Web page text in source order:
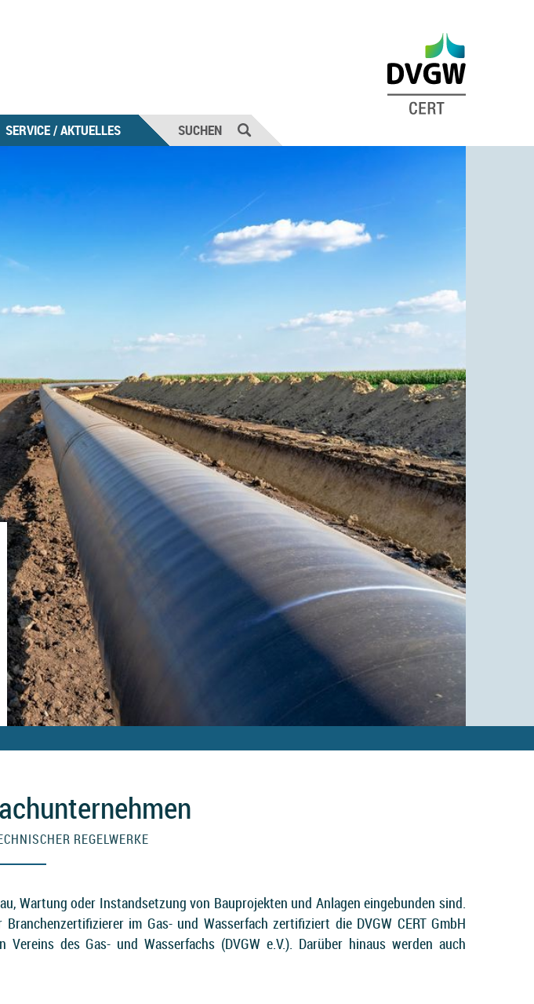
SERVICE / AKTUELLES SUCHEN
REGELWERKE
Wartung oder Instandsetzung von Bauprojekten und Anlagen eingebunden sind.
im Gas- und Wasserfach zertifiziert die DVGW CERT GmbH
des Gas- und Wasserfachs (DVGW e.V.). Darüber hinaus werden auch